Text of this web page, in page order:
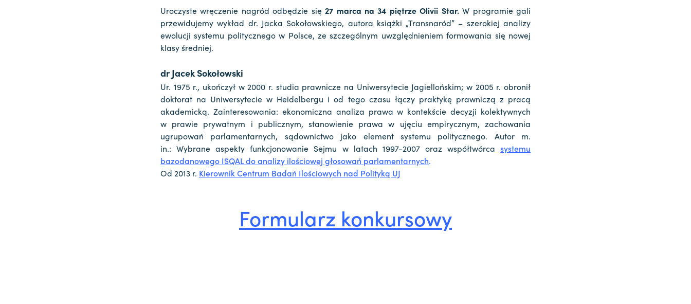
Uroczyste wręczenie nagród odbędzie się27 marca na 34 piętrze Olivii Star.W programie gali
przewidujemy wykład dr. Jacka Sokołowskiego, autora książki „Transnaród” – szerokiej analizy
ewolucji systemu politycznego w Polsce, ze szczególnym uwzględnieniem formowania się nowej
klasy średniej.
dr Jacek Sokołowski
Ur. 1975 r., ukończył w 2000 r. studia prawnicze na Uniwersytecie Jagiellońskim; w 2005 r. obronił
doktorat na Uniwersytecie w Heidelbergu i od tego czasu łączy praktykę prawniczą z pracą
akademicką. Zainteresowania: ekonomiczna analiza prawa w kontekście decyzji kolektywnych
w prawie prywatnym i publicznym, stanowienie prawa w ujęciu empirycznym, zachowania
ugrupowań parlamentarnych, sądownictwo jako element systemu politycznego. Autor m.
in.: Wybrane aspekty funkcjonowanie Sejmu w latach 1997-2007 oraz współtwórca systemu
bazodanowego ISQAL do analizy ilościowej głosowań parlamentarnych.
Od 2013 r. Kierownik Centrum Badań Ilościowych nad Polityką UJ
Formularz konkursowy